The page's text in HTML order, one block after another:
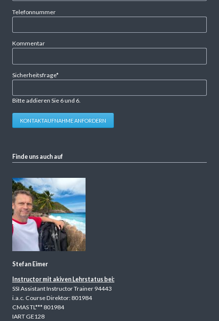
Telefonnummer
Kommentar
Pflichtfeld
Sicherheitsfrage*
Bitte addieren Sie 6 und 6.
KONTAKTAUFNAHME ANFORDERN
Finde uns auch auf
Stefan Eimer
Instructor mit akiven Lehrstatus bei:
SSI Assistant Instructor Trainer 94443
i.a.c. Course Direktor: 801984
CMAS TL*** 801984
IART GE128